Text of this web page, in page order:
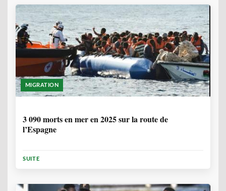
MIGRATION
3 090 morts en mer en 2025 sur la route de
l’Espagne
SUITE